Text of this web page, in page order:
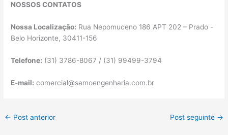
NOSSOS CONTATOS
Nossa Localização: Rua Nepomuceno 186 APT 202 – Prado -
Belo Horizonte, 30411-156
Telefone: (31) 3786-8067 / (31) 99499-3794
E-mail: comercial@samoengenharia.com.br
← Post anterior Post seguinte →